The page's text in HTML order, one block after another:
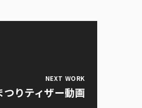
NEXT WORK
つりティザー動画